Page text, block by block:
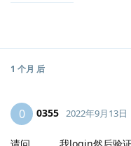
1 个月 后
0 0355 2022年9月13日